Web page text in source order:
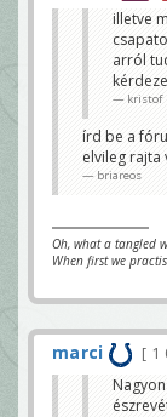
illetve
arról
kristof
írd be a
elvileg rajta
briareos
Oh, what a tangled
When first we
marci
1